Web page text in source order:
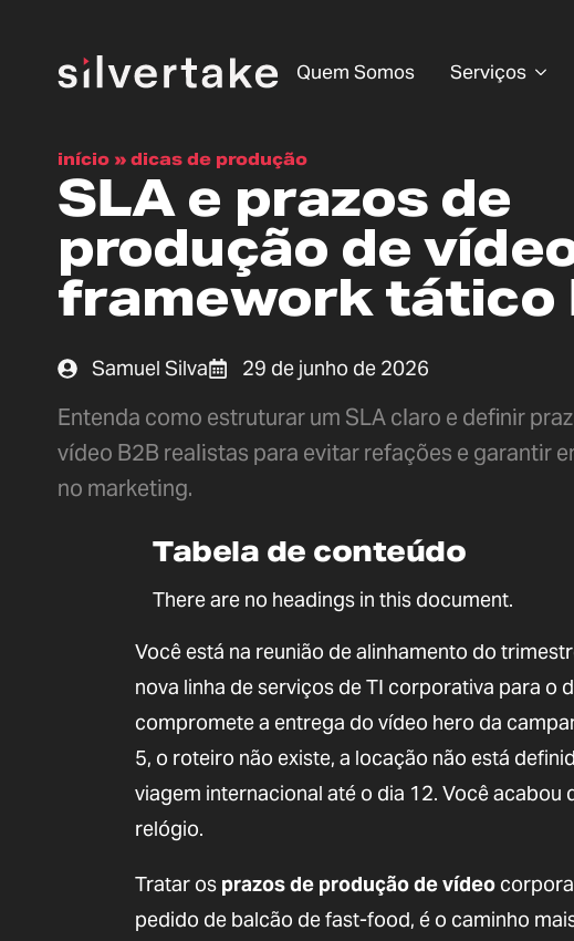
Quem Somos Serviços
início » dicas de produção
SLA e prazos de
produção de
framework tático
Samuel Silva 29 de junho de 2026
Entenda como estruturar um SLA claro e definir
vídeo B2B realistas para evitar refações e garantir
no marketing.
Tabela de conteúdo
There are no headings in this document.
Você está na reunião de alinhamento do
nova linha de serviços de TI corporativa para o
compromete a entrega do vídeo hero da
5, o roteiro não existe, a locação não está
viagem internacional até o dia 12. Você
relógio.
Tratar os prazos de produção de vídeo
pedido de balcão de fast-food, é o caminho